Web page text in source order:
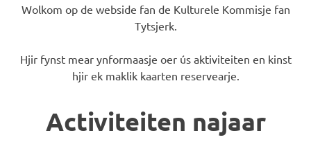
Wolkom op de webside fan de Kulturele Kommisje fan
Tytsjerk.
Hjir fynst mear ynformaasje oer ús aktiviteiten en kinst
hjir ek maklik kaarten reservearje.
Activiteiten najaar